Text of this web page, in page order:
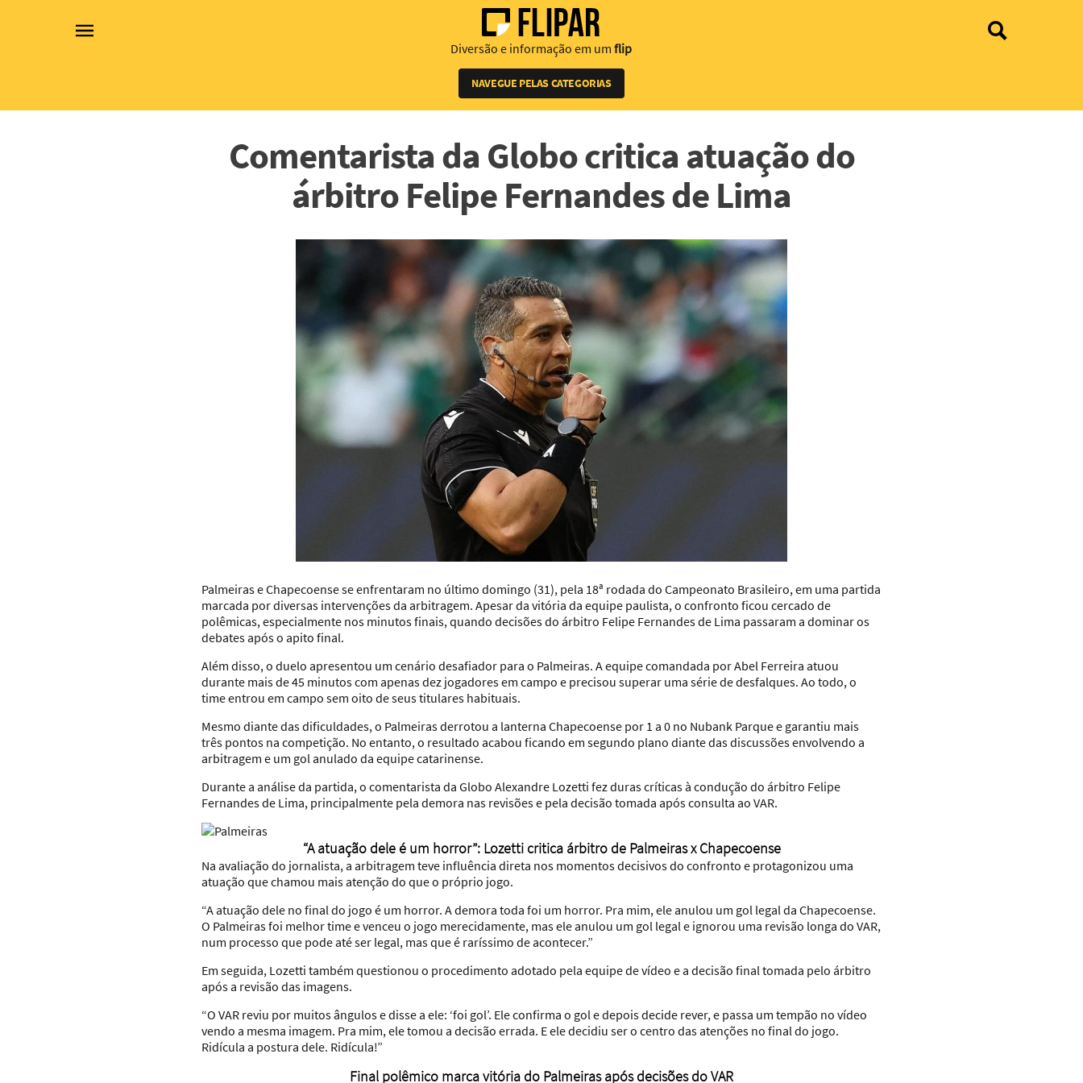
Diversão e informação em um flip
NAVEGUE PELAS CATEGORIAS
Comentarista da Globo critica atuação do
árbitro Felipe Fernandes de Lima
Palmeiras e Chapecoense se enfrentaram no último domingo (31), pela 18ª rodada do Campeonato Brasileiro, em uma partida
marcada por diversas intervenções da arbitragem. Apesar da vitória da equipe paulista, o confronto ficou cercado de
polêmicas, especialmente nos minutos finais, quando decisões do árbitro Felipe Fernandes de Lima passaram a dominar os
debates após o apito final.
Além disso, o duelo apresentou um cenário desafiador para o Palmeiras. A equipe comandada por Abel Ferreira atuou
durante mais de 45 minutos com apenas dez jogadores em campo e precisou superar uma série de desfalques. Ao todo, o
time entrou em campo sem oito de seus titulares habituais.
Mesmo diante das dificuldades, o Palmeiras derrotou a lanterna Chapecoense por 1 a 0 no Nubank Parque e garantiu mais
três pontos na competição. No entanto, o resultado acabou ficando em segundo plano diante das discussões envolvendo a
arbitragem e um gol anulado da equipe catarinense.
Durante a análise da partida, o comentarista da Globo Alexandre Lozetti fez duras críticas à condução do árbitro Felipe
Fernandes de Lima, principalmente pela demora nas revisões e pela decisão tomada após consulta ao VAR.
“A atuação dele é um horror”: Lozetti critica árbitro de Palmeiras x Chapecoense
Na avaliação do jornalista, a arbitragem teve influência direta nos momentos decisivos do confronto e protagonizou uma
atuação que chamou mais atenção do que o próprio jogo.
“A atuação dele no final do jogo é um horror. A demora toda foi um horror. Pra mim, ele anulou um gol legal da Chapecoense.
O Palmeiras foi melhor time e venceu o jogo merecidamente, mas ele anulou um gol legal e ignorou uma revisão longa do VAR,
num processo que pode até ser legal, mas que é raríssimo de acontecer.”
Em seguida, Lozetti também questionou o procedimento adotado pela equipe de vídeo e a decisão final tomada pelo árbitro
após a revisão das imagens.
“O VAR reviu por muitos ângulos e disse a ele: ‘foi gol’. Ele confirma o gol e depois decide rever, e passa um tempão no vídeo
vendo a mesma imagem. Pra mim, ele tomou a decisão errada. E ele decidiu ser o centro das atenções no final do jogo.
Ridícula a postura dele. Ridícula!”
Final polêmico marca vitória do Palmeiras após decisões do VAR